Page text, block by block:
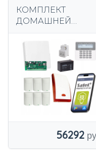
КОМПЛЕКТ
ДОМАШНЕЙ
SATEL 6
ДЕТЕКТОРОВ
ПАРАДОКСОВ
ПРОФЕССИОНАЛЬ
НАЯ IP LAN
СИГНАЛИЗАЦИЯ
56292